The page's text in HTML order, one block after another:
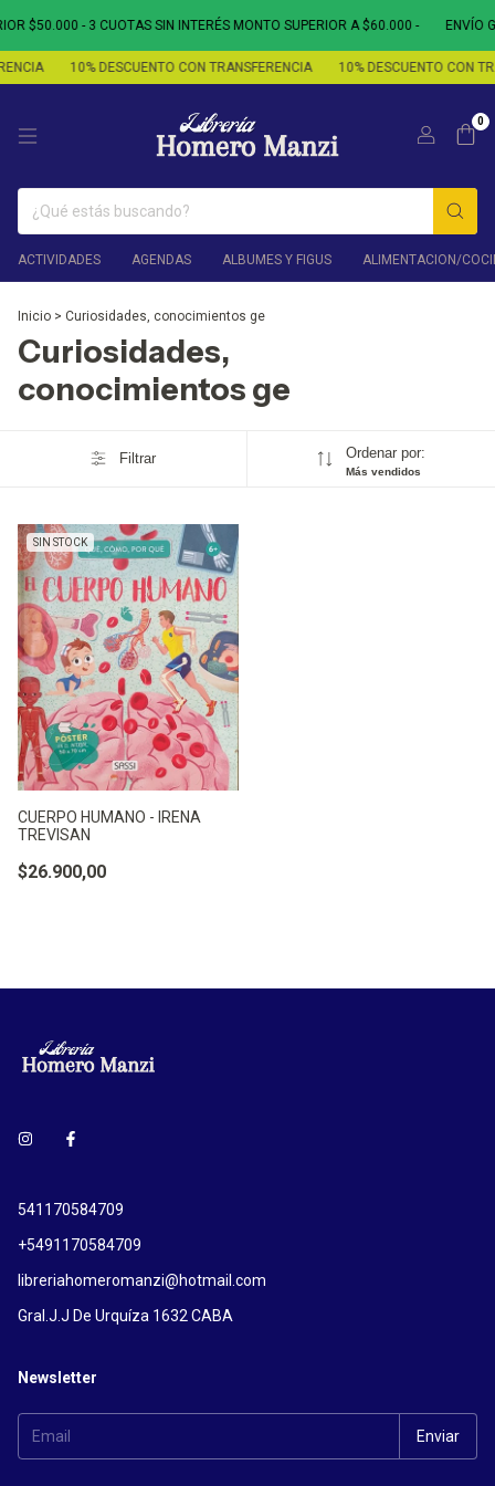
$50.000 - 3 CUOTAS SIN INTERÉS MONTO SUPERIOR A $60.000 - ENVÍO
10% DESCUENTO CON TRANSFERENCIA 10% DESCUENTO CON
0
ACTIVIDADES AGENDAS ALBUMES Y FIGUS ALIMENTACION/
Inicio > Curiosidades, conocimientos ge
Curiosidades,
conocimientos ge
Filtrar Ordenar por:
Más vendidos
SIN STOCK
CUERPO HUMANO - IRENA
TREVISAN
$26.900,00
541170584709
+5491170584709
libreriahomeromanzi@hotmail.com
Gral.J.J De Urquíza 1632 CABA
Newsletter